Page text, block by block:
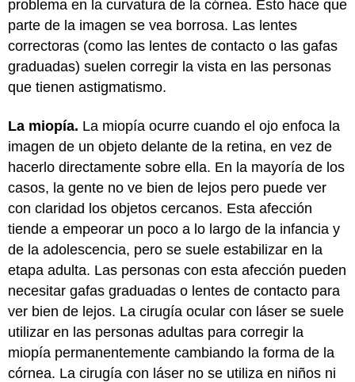
problema en la curvatura de la córnea. Esto hace que
parte de la imagen se vea borrosa. Las lentes
correctoras (como las lentes de contacto o las gafas
graduadas) suelen corregir la vista en las personas
que tienen astigmatismo.
La miopía. La miopía ocurre cuando el ojo enfoca la
imagen de un objeto delante de la retina, en vez de
hacerlo directamente sobre ella. En la mayoría de los
casos, la gente no ve bien de lejos pero puede ver
con claridad los objetos cercanos. Esta afección
tiende a empeorar un poco a lo largo de la infancia y
de la adolescencia, pero se suele estabilizar en la
etapa adulta. Las personas con esta afección pueden
necesitar gafas graduadas o lentes de contacto para
ver bien de lejos. La cirugía ocular con láser se suele
utilizar en las personas adultas para corregir la
miopía permanentemente cambiando la forma de la
córnea. La cirugía con láser no se utiliza en niños ni